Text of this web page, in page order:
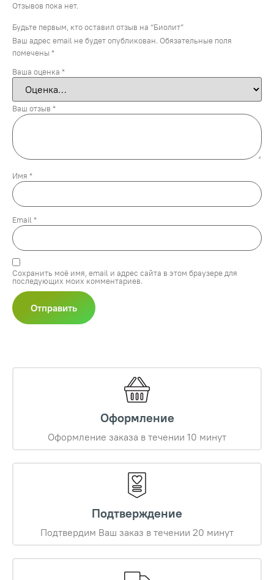
Отзывов пока нет.
Будьте первым, кто оставил отзыв на “Биолит”
Ваш адрес email не будет опубликован. Обязательные поля
помечены *
Ваша оценка *
Ваш отзыв *
Имя *
Email *
Сохранить моё имя, email и адрес сайта в этом браузере для
последующих моих комментариев.
Оформление
Оформление заказа в течении 10 минут
Подтверждение
Подтвердим Ваш заказ в течении 20 минут